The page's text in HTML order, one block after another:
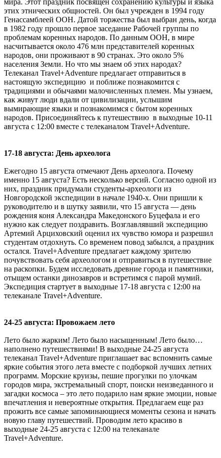
этих этнических общностей. Он был учрежден в 1994 году
Генассамблеей ООН. Датой торжества был выбран день, когда
в 1982 году прошло первое заседание Рабочей группы по
проблемам коренных народов. По данным ООН, в мире
насчитывается около 476 млн представителей коренных
народов, они проживают в 90 странах. Это около 5%
населения Земли. Но что мы знаем об этих народах?
Телеканал Travel+Adventure предлагает отправиться в
настоящую экспедицию и поближе познакомится с
традициями и обычаями малочисленных племен. Мы узнаем,
как живут люди вдали от цивилизации, услышим
вымирающие языки и познакомимся с бытом коренных
народов. Присоединяйтесь к путешествию в выходные 10-11
августа с 12:00 вместе с телеканалом Travel+Adventure.
17-18 августа: День археолога
Ежегодно 15 августа отмечают День археолога. Почему
именно 15 августа? Есть несколько версий. Согласно одной из
них, праздник придумали студенты-археологи из
Новгородской экспедиции в начале 1940-х. Они пришли к
руководителю и в шутку заявили, что 15 августа — день
рождения коня Александра Македонского Буцефала и его
нужно как следует поздравить. Возглавлявший экспедицию
Артемий Арциховский оценил их чувство юмора и разрешил
студентам отдохнуть. Со временем повод забылся, а праздник
остался. Travel+Adventure предлагает каждому зрителю
почувствовать себя археологом и отправиться в путешествие
на раскопки. Будем исследовать древние города и памятники,
отыщем останки динозавров и встретимся с парой мумий.
Экспедиция стартует в выходные 17-18 августа с 12:00 на
телеканале Travel+Adventure.
24-25 августа: Провожаем лето
Лето было жарким! Лето было насыщенным! Лето было…
наполнено путешествиями! В выходные 24-25 августа
телеканал Travel+Adventure приглашает вас вспомнить самые
яркие события этого лета вместе с подборкой лучших летних
программ. Морские круизы, пешие прогулки по улочкам
городов мира, экстремальный спорт, поиски неизведанного и
загадки космоса – это лето подарило нам яркие эмоции, новые
впечатления и невероятные открытия. Предлагаем еще раз
прожить все самые запоминающиеся моменты сезона и начать
новую главу путешествий. Проводим лето красиво в
выходные 24-25 августа с 12:00 на телеканале
Travel+Adventure.